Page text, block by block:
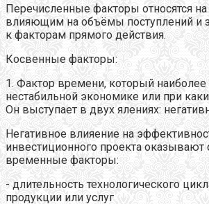
Перечисленные факторы относятся
влияющим на объёмы поступлений и
к факторам прямого действия.
Косвенные факторы:
1. Фактор времени, который наиболее
нестабильной экономике или при
Он выступает в двух ялениях:
Негативное влияение на
инвестиционного проекта
временные факторы:
- длительность технологического
продукции или услуг